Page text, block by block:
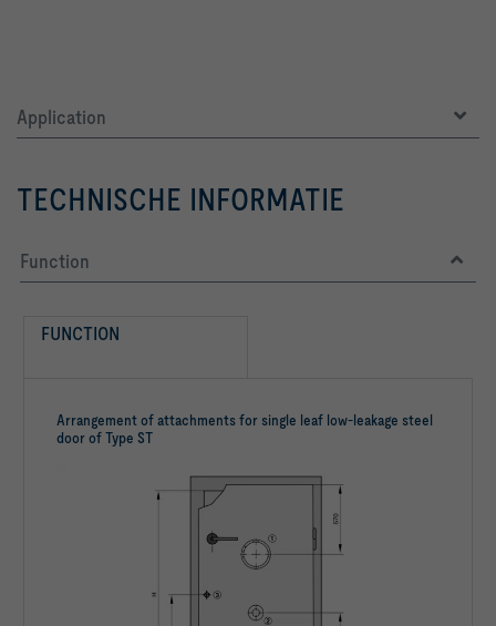
Application
TECHNISCHE INFORMATIE
Function
FUNCTION
Arrangement of attachments for single leaf low-leakage steel
door of Type ST